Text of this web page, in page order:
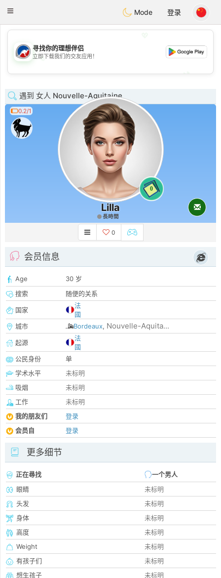
AustraliaChat
Toggle
Mode 登录
💖
💕
寻找你的理想伴侣
立即下载我们的交友应用！
遇到 女人 Nouvelle-Aquitaine
0.2/1
0
Lilla
長時間
0
会员信息
Age
30 岁
搜索
随便的关系
国家
法
國
城市
Bordeaux, Nouvelle-Aquita...
起源
法
國
公民身份
单
学术水平
未标明
吸烟
未标明
工作
未标明
我的朋友们
登录
会员自
登录
更多细节
正在尋找
一个男人
眼睛
未标明
头发
未标明
身体
未标明
高度
未标明
Weight
未标明
有孩子们
未标明
想生孩子
未标明